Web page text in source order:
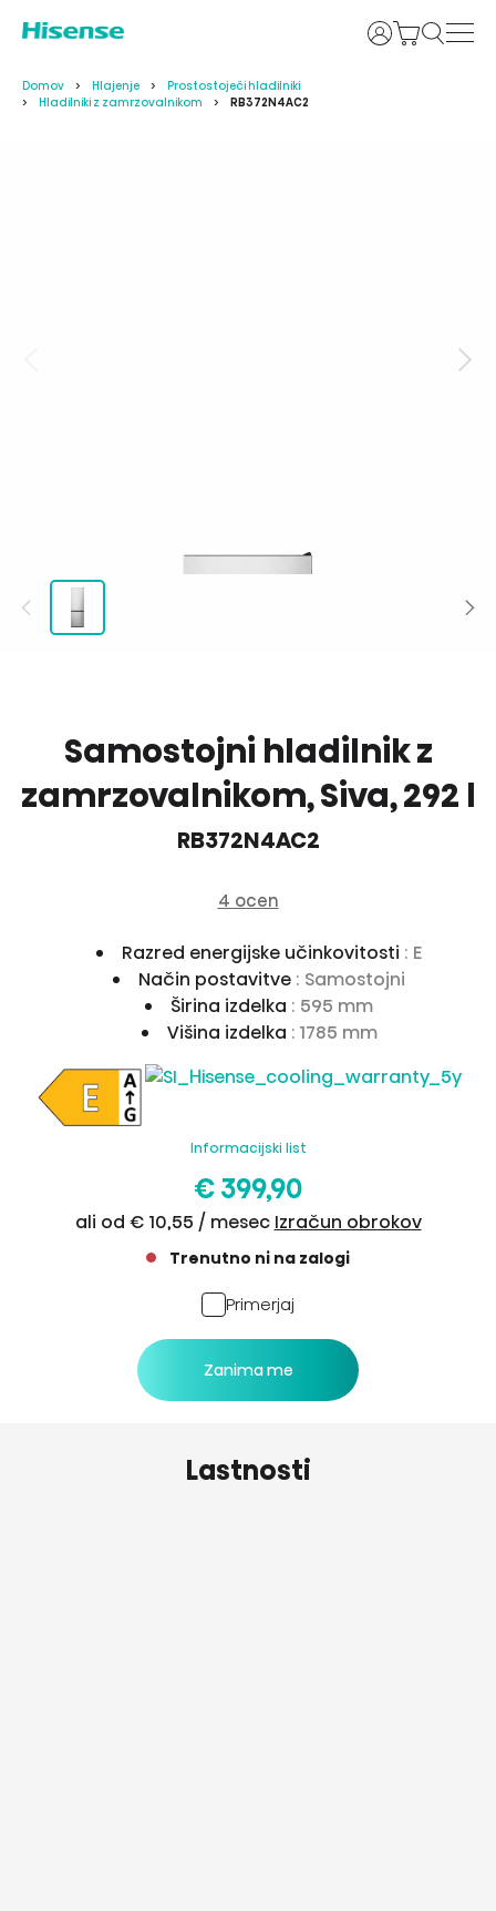
Prijava
Domov Hlajenje
Prostostoječi hladilniki
Hladilniki z zamrzovalnikom
RB372N4AC2
Samostojni hladilnik z
zamrzovalnikom, Siva, 292 l
RB372N4AC2
4 ocen
Razred energijske učinkovitosti : E
Način postavitve : Samostojni
Širina izdelka : 595 mm
Višina izdelka : 1785 mm
Informacijski list
€ 399,90
ali od € 10,55 / mesec Izračun obrokov
Trenutno ni na zalogi
Primerjaj
Zanima me
Lastnosti